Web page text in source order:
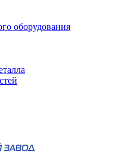
оборудования